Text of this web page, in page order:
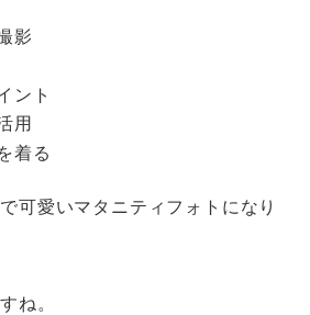
影
ント
用
着る
可愛いマタニティフォトになり
ね。